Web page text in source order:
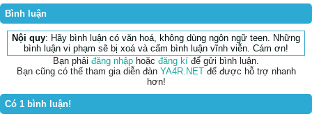
Bình luận
Nội quy: Hãy bình luận có văn hoá, không dùng ngôn ngữ teen. Những
bình luận vi phạm sẽ bị xoá và cấm bình luận vĩnh viễn. Cám ơn!
Bạn phải đăng nhập hoặc đăng kí để gửi bình luận.
Bạn cũng có thể tham gia diễn đàn YA4R.NETđể được hỗ trợ nhanh
hơn!
Có 1 bình luận!